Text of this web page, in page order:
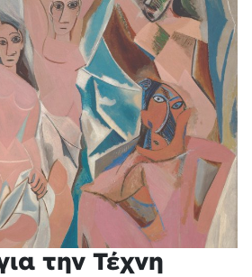
την Τέχνη